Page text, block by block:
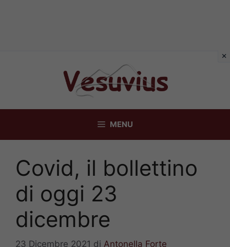
MENU
Covid, il bollettino
di oggi 23
dicembre
23 Dicembre 2021 di Antonella Forte